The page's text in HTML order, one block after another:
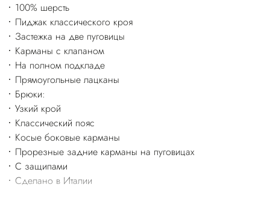
100% шерсть
Пиджак классического кроя
Застежка на две пуговицы
Карманы с клапаном
На полном подкладе
Прямоугольные лацканы
Брюки:
Узкий крой
Классический пояс
Косые боковые карманы
Прорезные задние карманы на пуговицах
С защипами
Сделано в Италии